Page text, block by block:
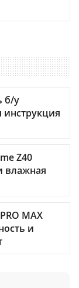
б/у
Z40
влажная
MAX
и